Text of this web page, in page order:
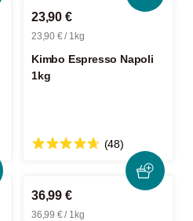
23,90 €
23,90 € / 1kg
Kimbo Espresso Napoli
1kg
(48)
36,99 €
36,99 € / 1kg